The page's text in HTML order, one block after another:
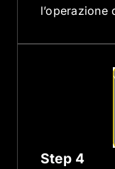
l’operazione
Step 4